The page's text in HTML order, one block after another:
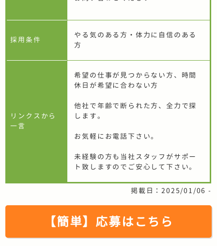
採用条件
やる気のある方・体力に自信のある
方
リンクスから
一言
希望の仕事が見つからない方、時間
休日が希望に合わない方
他社で年齢で断られた方、全力で探
します。
お気軽にお電話下さい。
未経験の方も当社スタッフがサポー
ト致しますのでご安心して下さい。
掲載日：2025/01/06 -
【簡単】応募はこちら